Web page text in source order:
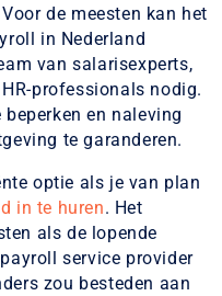
de meesten kan het
in Nederland
van salarisexperts,
professionals nodig.
en naleving
te garanderen.
optie als je van plan
in te huren. Het
als de lopende
service provider
zou besteden aan